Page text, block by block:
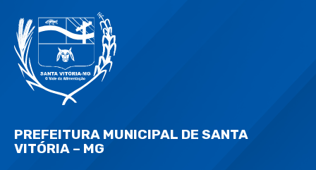
PREFEITURA MUNICIPAL DE SANTA
VITÓRIA – MG